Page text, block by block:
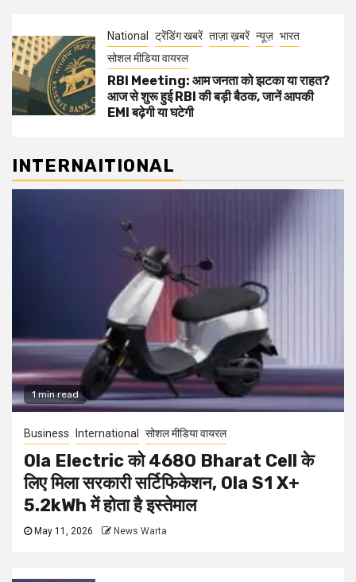
National ट्रेंडिंग खबरें ताज़ा ख़बरें न्यूज़ भारत
सोशल मीडिया वायरल
RBI Meeting: आम जनता को झटका या राहत?
आज से शुरू हुई RBI की बड़ी बैठक, जानें आपकी
EMI बढ़ेगी या घटेगी
INTERNAITIONAL
1 min read
Business International सोशल मीडिया वायरल
Ola Electric को 4680 Bharat Cell के
लिए मिला सरकारी सर्टिफिकेशन, Ola S1 X+
5.2kWh में होता है इस्तेमाल
May 11, 2026 News Warta